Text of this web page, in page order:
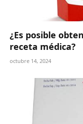
¿Es posible
receta médica?
octubre 14, 2024